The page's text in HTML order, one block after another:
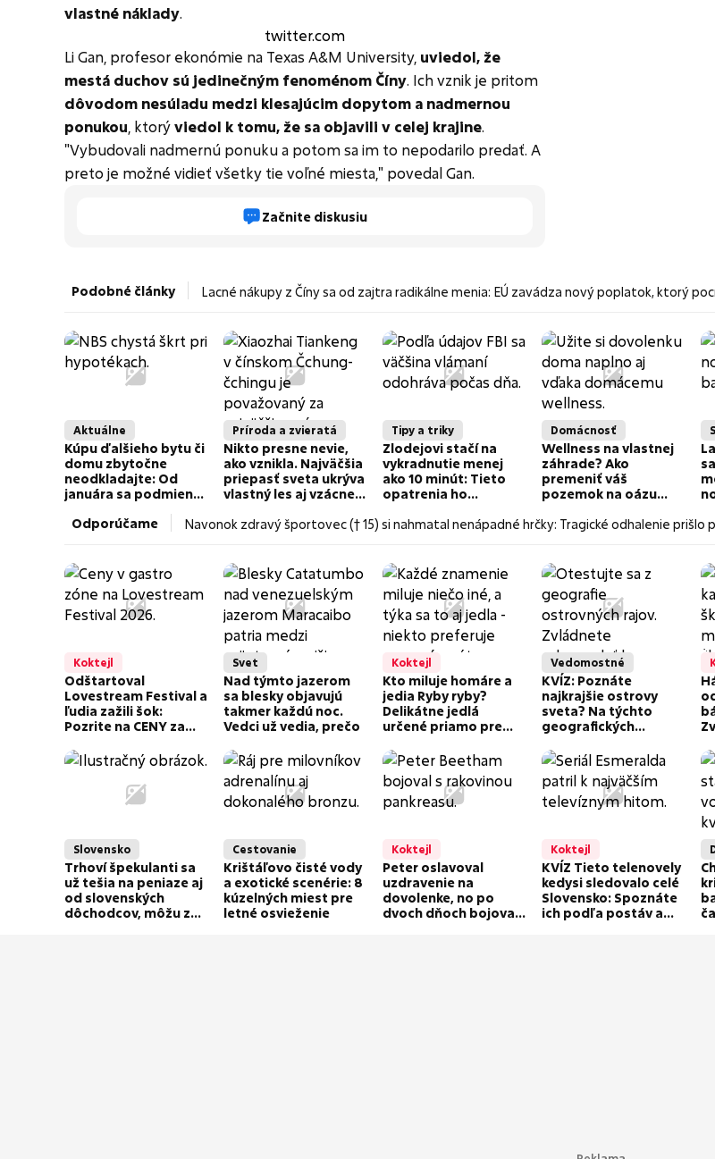
vlastné náklady.
twitter.com
Li Gan, profesor ekonómie na Texas A&M University, uviedol, že
mestá duchov sú jedinečným fenoménom Číny. Ich vznik je pritom
dôvodom nesúladu medzi klesajúcim dopytom a nadmernou
ponukou , ktorýviedol k tomu, že sa objavili v celej krajine.
"Vybudovali nadmernú ponuku a potom sa im to nepodarilo predať. A
preto je možné vidieť všetky tie voľné miesta," povedal Gan.
Začnite diskusiu
Podobné články Lacné nákupy z Číny sa od zajtra radikálne menia: EÚ zavádza nový poplatok, ktorý
Aktuálne
Kúpu ďalšieho bytu či
domu zbytočne
neodkladajte: Od
januára sa podmienky
sprísnia
Príroda a zvieratá
Nikto presne nevie,
ako vznikla. Najväčšia
priepasť sveta ukrýva
vlastný les aj vzácne
Tipy a triky
Zlodejovi stačí na
vykradnutie menej
ako 10 minút: Tieto
opatrenia ho
Domácnosť
Wellness na vlastnej
záhrade? Ako
premeniť váš
pozemok na oázu
Odporúčame
Navonok zdravý športovec († 15) si nahmatal nenápadné hrčky: Tragické odhalenie prišlo
Koktejl
Odštartoval
Lovestream Festival a
ľudia zažili šok:
Pozrite na CENY za
pirohy! FOTO
Svet
Nad týmto jazerom
sa blesky objavujú
takmer každú noc.
Vedci už vedia, prečo
Koktejl
Kto miluje homáre a
jedia Ryby ryby?
Delikátne jedlá
určené priamo pre
zverokruhu: Týmto sa
trafíte do ich chutí!
Vedomostné
KVÍZ: Poznáte
najkrajšie ostrovy
sveta? Na týchto
geografických
väčšina ľudí
Slovensko
Trhoví špekulanti sa
už tešia na peniaze aj
od slovenských
dôchodcov, môžu za
Cestovanie
Krištáľovo čisté vody
a exotické scenérie: 8
kúzelných miest pre
letné osvieženie
Koktejl
Peter oslavoval
uzdravenie na
dovolenke, no po
dvoch dňoch bojoval
Koktejl
KVÍZ Tieto telenovely
kedysi sledovalo celé
Slovensko: Spoznáte
ich podľa postáv a